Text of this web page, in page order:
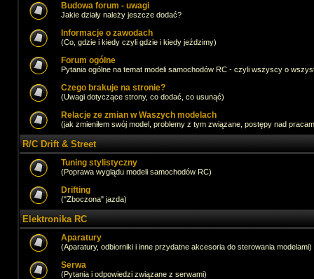
Budowa forum - uwagi
Jakie działy należy jeszcze dodać?
Informacje o zawodach
(Co, gdzie i kiedy czyli gdzie i kiedy jeździmy)
Forum ogólne
Pytania ogólne na temat modeli samochodów RC - czyli wszyscy o
Czego brakuje na stronie?
(Uwagi dotyczące strony, co dodać, co usunąć)
Relacje ze zmian w Waszych modelach
(jak zmieniłem swój model, problemy z tym związane, postępy nad
R/C Drift & Street
Tuning stylistyczny
(Poprawa wyglądu modeli samochodów RC)
Drifting
("Zboczona" jazda)
Elektronika RC
Aparatury
(Aparatury, odbiorniki i inne przydatne akcesoria do sterowania modelami)
Serwa
(Pytania i odpowiedzi związane z serwami)